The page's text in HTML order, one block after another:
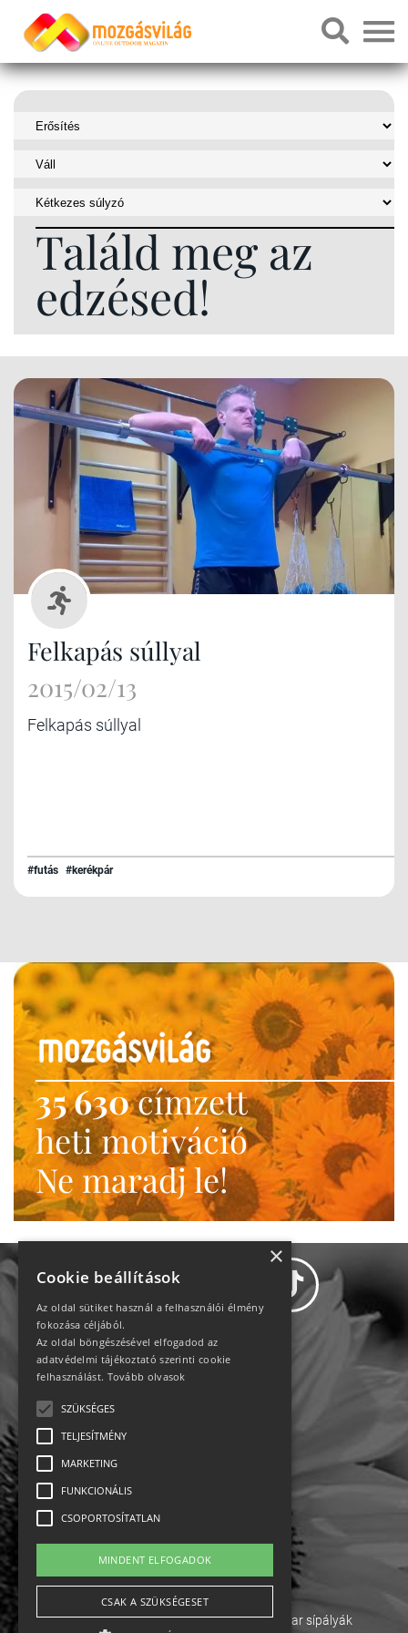
Találd meg az
edzésed!
Felkapás súllyal
2015/02/13
Felkapás súllyal
#futás #kerékpár
35 630címzett
heti motiváció
Ne maradj le!
Adatvédelem
Impresszum-kapcsolat
English
Ebike Osztrák sípályák Magyar sípályák
×
Cookie beállítások
Az oldal sütiket használ a felhasználói élmény
fokozása céljából.
Az oldal böngészésével elfogadod az
adatvédelmi tájékoztató szerinti cookie
felhasználást. Tovább olvasok
SZÜKSÉGES
TELJESÍTMÉNY
MARKETING
FUNKCIONÁLIS
CSOPORTOSÍTATLAN
MINDENT ELFOGADOK
CSAK A SZÜKSÉGESET